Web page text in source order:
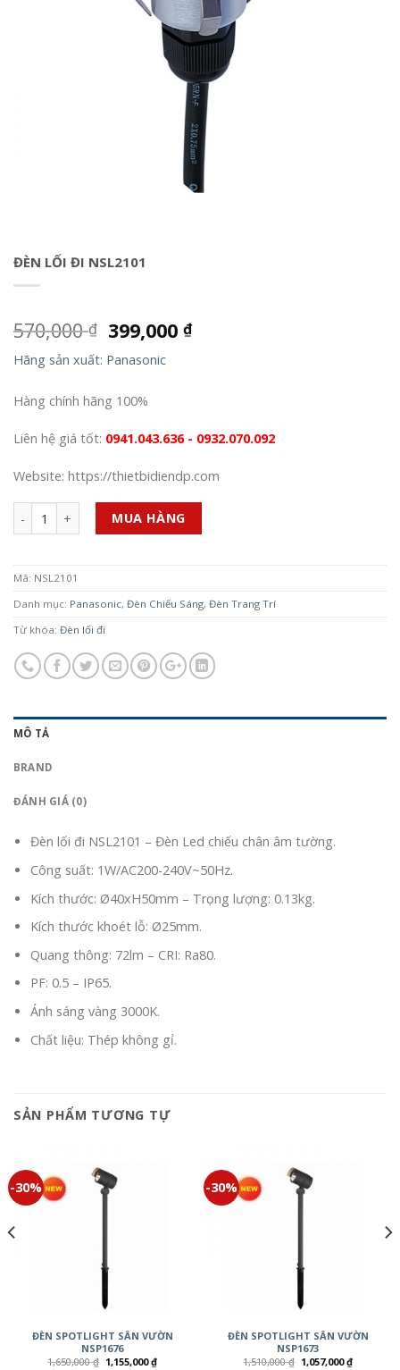
ĐÈN LỐI ĐI NSL2101
570,000₫ 399,000₫
Hãng sản xuất: Panasonic
Hàng chính hãng 100%
Liên hệ giá tốt: 0941.043.636 - 0932.070.092
Website: https://thietbidiendp.com
Số lượng MUA HÀNG
Mã: NSL2101
Danh mục: Panasonic, Đèn Chiếu Sáng, Đèn Trang Trí
Từ khóa: Đèn lối đi
MÔ TẢ
BRAND
ĐÁNH GIÁ (0)
Đèn lối đi NSL2101 – Đèn Led chiếu chân âm tường.
Công suất: 1W/AC200-240V~50Hz.
Kích thước: Ø40xH50mm – Trọng lượng: 0.13kg.
Kích thước khoét lỗ: Ø25mm.
Quang thông: 72lm – CRI: Ra80.
PF: 0.5 – IP65.
Ánh sáng vàng 3000K.
Chất liệu: Thép không gỉ.
SẢN PHẨM TƯƠNG TỰ
-30%
ĐÈN SPOTLIGHT SÂN VƯỜN
NSP1676
1,650,000₫ 1,155,000₫
-30%
ĐÈN SPOTLIGHT SÂN VƯỜN
NSP1673
1,510,000₫ 1,057,000₫